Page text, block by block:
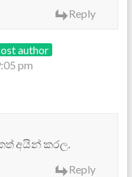
Reply
author
pm
අයින් කරල.
Reply